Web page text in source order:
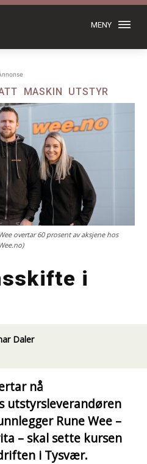
MENY
MASKIN UTSTYR
overtar 60 prosent av aksjene hos
i
Daler
nå
utstyrsleverandøren
Rune Wee –
– skal sette kursen
i Tysvær.